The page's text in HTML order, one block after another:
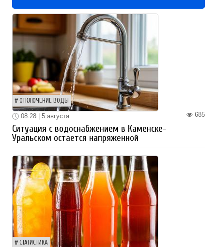
ОТКЛЮЧЕНИЕ ВОДЫ
685
08:28 | 5 августа
Ситуация с водоснабжением в Каменске-
Уральском остается напряженной
СТАТИСТИКА